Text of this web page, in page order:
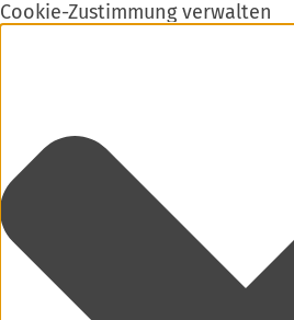
Cookie-Zustimmung verwalten